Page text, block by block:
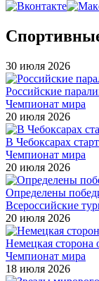
30 июля 2026
Российские
Чемпионат мира
20 июля 2026
В Чебоксарах
Чемпионат мира
20 июля 2026
Определены
Всероссийские
20 июля 2026
Немецкая сторона
Чемпионат мира
18 июля 2026